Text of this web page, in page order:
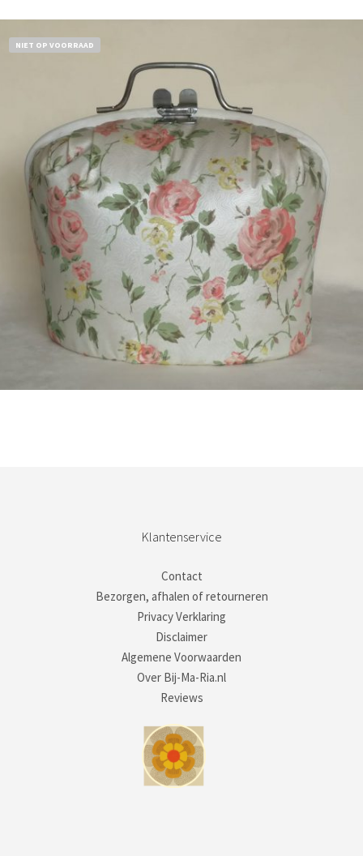
NIET OP VOORRAAD
Klantenservice
Contact
Bezorgen, afhalen of retourneren
Privacy Verklaring
Disclaimer
Algemene Voorwaarden
Over Bij-Ma-Ria.nl
Reviews